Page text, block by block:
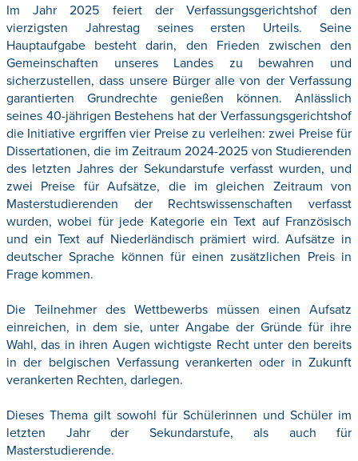
Im Jahr 2025 feiert der Verfassungsgerichtshof den
vierzigsten Jahrestag seines ersten Urteils. Seine
Hauptaufgabe besteht darin, den Frieden zwischen den
Gemeinschaften unseres Landes zu bewahren und
sicherzustellen, dass unsere Bürger alle von der Verfassung
garantierten Grundrechte genießen können. Anlässlich
seines 40-jährigen Bestehens hat der Verfassungsgerichtshof
die Initiative ergriffen vier Preise zu verleihen: zwei Preise für
Dissertationen, die im Zeitraum 2024-2025 von Studierenden
des letzten Jahres der Sekundarstufe verfasst wurden, und
zwei Preise für Aufsätze, die im gleichen Zeitraum von
Masterstudierenden der Rechtswissenschaften verfasst
wurden, wobei für jede Kategorie ein Text auf Französisch
und ein Text auf Niederländisch prämiert wird. Aufsätze in
deutscher Sprache können für einen zusätzlichen Preis in
Frage kommen.
Die Teilnehmer des Wettbewerbs müssen einen Aufsatz
einreichen, in dem sie, unter Angabe der Gründe für ihre
Wahl, das in ihren Augen wichtigste Recht unter den bereits
in der belgischen Verfassung verankerten oder in Zukunft
verankerten Rechten, darlegen.
Dieses Thema gilt sowohl für Schülerinnen und Schüler im
letzten Jahr der Sekundarstufe, als auch für
Masterstudierende.